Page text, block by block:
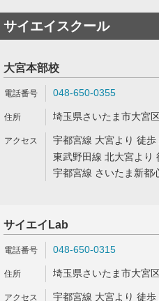
サイエイスクール
大宮本部校
048-650-0355
埼玉県さいたま市大宮
宇都宮線 大宮より 徒歩
東武野田線 北大宮より
宇都宮線 さいたま新都
サイエイLab
048-650-0315
埼玉県さいたま市大宮
宇都宮線 大宮より 徒歩